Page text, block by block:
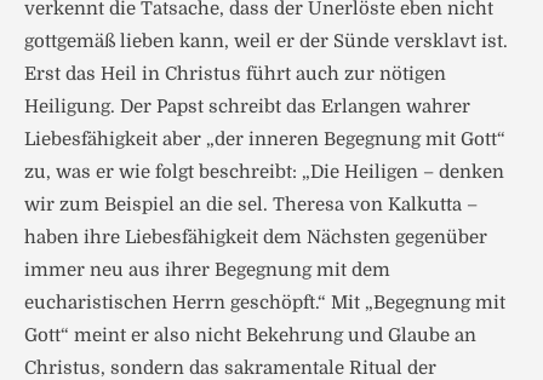
verkennt die Tatsache, dass der Unerlöste eben nicht
gottgemäß lieben kann, weil er der Sünde versklavt ist.
Erst das Heil in Christus führt auch zur nötigen
Heiligung. Der Papst schreibt das Erlangen wahrer
Liebesfähigkeit aber „der inneren Begegnung mit Gott“
zu, was er wie folgt beschreibt: „Die Heiligen – denken
wir zum Beispiel an die sel. Theresa von Kalkutta –
haben ihre Liebesfähigkeit dem Nächsten gegenüber
immer neu aus ihrer Begegnung mit dem
eucharistischen Herrn geschöpft.“ Mit „Begegnung mit
Gott“ meint er also nicht Bekehrung und Glaube an
Christus, sondern das sakramentale Ritual der